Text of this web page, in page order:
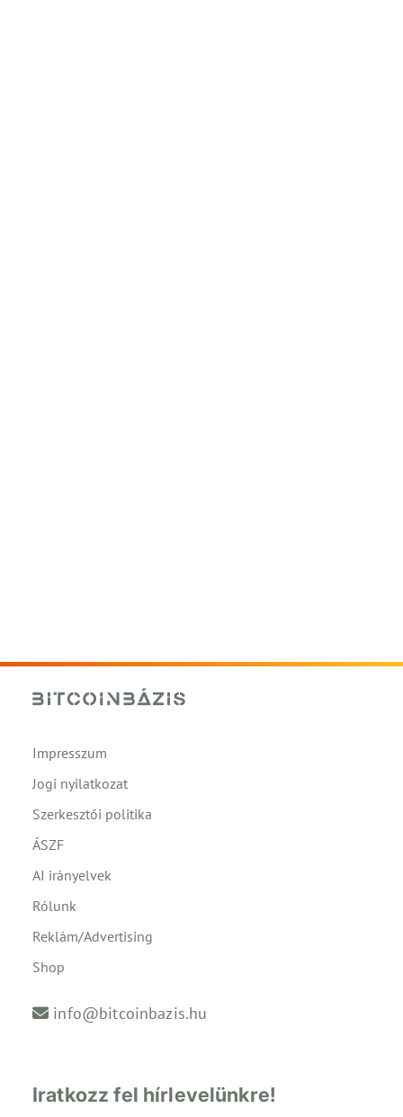
Impresszum
Jogi nyilatkozat
Szerkesztői politika
ÁSZF
AI irányelvek
Rólunk
Reklám/Advertising
Shop
info@bitcoinbazis.hu
Iratkozz fel hírlevelünkre!